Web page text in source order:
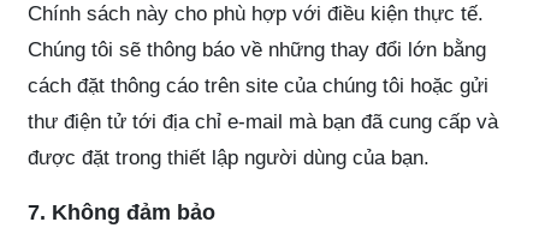
Chính sách này cho phù hợp với điều kiện thực tế.
Chúng tôi sẽ thông báo về những thay đổi lớn bằng
cách đặt thông cáo trên site của chúng tôi hoặc gửi
thư điện tử tới địa chỉ e-mail mà bạn đã cung cấp và
được đặt trong thiết lập người dùng của bạn.
7. Không đảm bảo